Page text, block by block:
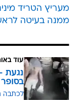
מעריץ הטריד
ממנה בעיטה
עוד
נגעת
לכתבה